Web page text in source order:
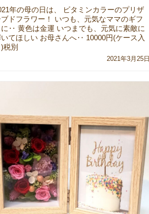
年の母の日は、 ビタミンカラーのプリザ
ブドフラワー！ いつも、元気なママのギフ
に‥ 黄色は金運 いつまでも、元気に素敵に
てほしい お母さんへ‥ 10000円(ケース入
)税別
2021年3月25日